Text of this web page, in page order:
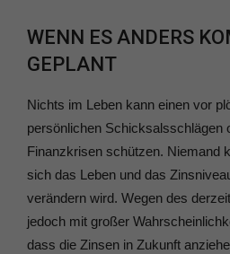
WENN ES ANDERS
GEPLANT
Nichts im Leben kann einen vor
persönlichen Schicksalsschlägen
Finanzkrisen schützen. Niemand
sich das Leben und das
verändern wird. Wegen des
jedoch mit großer
dass die Zinsen in Zukunft